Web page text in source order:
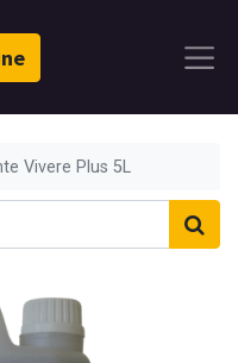
Vivere Plus 5L